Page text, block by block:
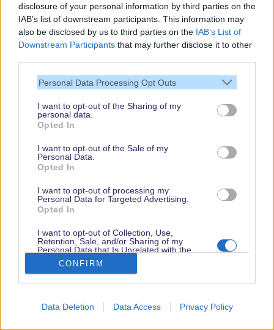
disclosure of your personal information by third parties on the
IAB’s list of downstream participants. This information may
also be disclosed by us to third parties on the IAB’s List of
Downstream Participants that may further disclose it to other
Personal Data Processing Opt Outs
I want to opt-out of the Sharing of my
personal data.
Opted In
I want to opt-out of the Sale of my
Personal Data.
Opted In
I want to opt-out of processing my
Personal Data for Targeted Advertising.
Opted In
I want to opt-out of Collection, Use,
Retention, Sale, and/or Sharing of my
Personal Data that Is Unrelated with the
Purposes for which it was collected.
Opted Out
CONFIRM
Data Deletion Data Access Privacy Policy
Disneyland Paris Forum - diskutiere mit vielen anderen Disneyland Paris
Fans!
Disneyland Paris Reiseberichte- lies hier, wie es anderen Gästen
gefallen hat!
Forums-Ticker- zeig Deine Vorfreude auf Deinen Urlaub!
Auf unserer Seite findest Du an einigen Stellen Affiliate-Links. Du
erkennst sie am * oder an einem kurzen Hinweis direkt beim Link. Wenn
Dich entstehen dadurch keine Mehrkosten. Damit hilfst Du uns, unsere
Reiseführer, Tipps und Planungsinhalte weiterhin kostenlos anzubieten.
Abonniere jetzt unsere magischen News aus den
Parks
Keine Angebote verpassen
Aktuelle News
Gratis und jederzeit kündbar